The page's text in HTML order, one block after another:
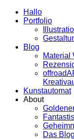
Hallo
Portfolio
Blog
Material
Kunstautomat
About
Das Blog